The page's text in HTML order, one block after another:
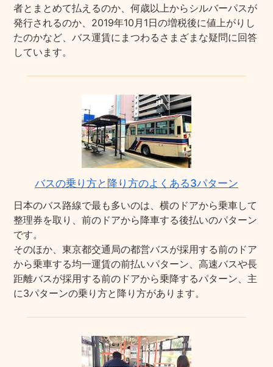
者とまとめて払えるのか、何歳以上からシルバーパスが
発行されるのか、2019年10月1日の増税後に値上がりし
たのかなど、バス運賃にまつわるさまざまな疑問に回答
しています。
バスの乗り方と降り方のよくある3パターン
日本のバス路線で最も多いのは、横のドアから乗車して
整理券を取り、前のドアから降車する後払いのパターン
です。
そのほか、東京都交通局の都営バスが採用する前のドア
から乗車する均一運賃の前払いパターン、高速バスや長
距離バスが採用する前のドアから乗降するパターン、主
に3パターンの乗り方と降り方があります。